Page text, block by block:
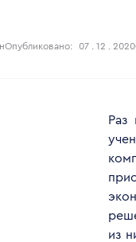
Опубликовано: 07 . 12 . 2020
Раз
из